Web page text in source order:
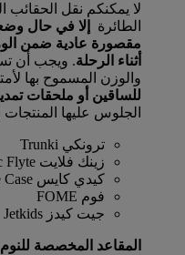
لا يمكنكم نقل
الطائرة
إلا في حال
مقصورة عادية ضمن
أثناء الرحلة. ويجب أن
والوزن المسموح بها
للساقين أو ملحقات
الجلوس عليها المنتجات
ترونكي Trunki
زينك فلايت Zinc Flyte
كيدي كايس Kiddee Case
فوم FOME
جيت كيدز Jetkids
المقاعد المخصصة للنوم Sleepers